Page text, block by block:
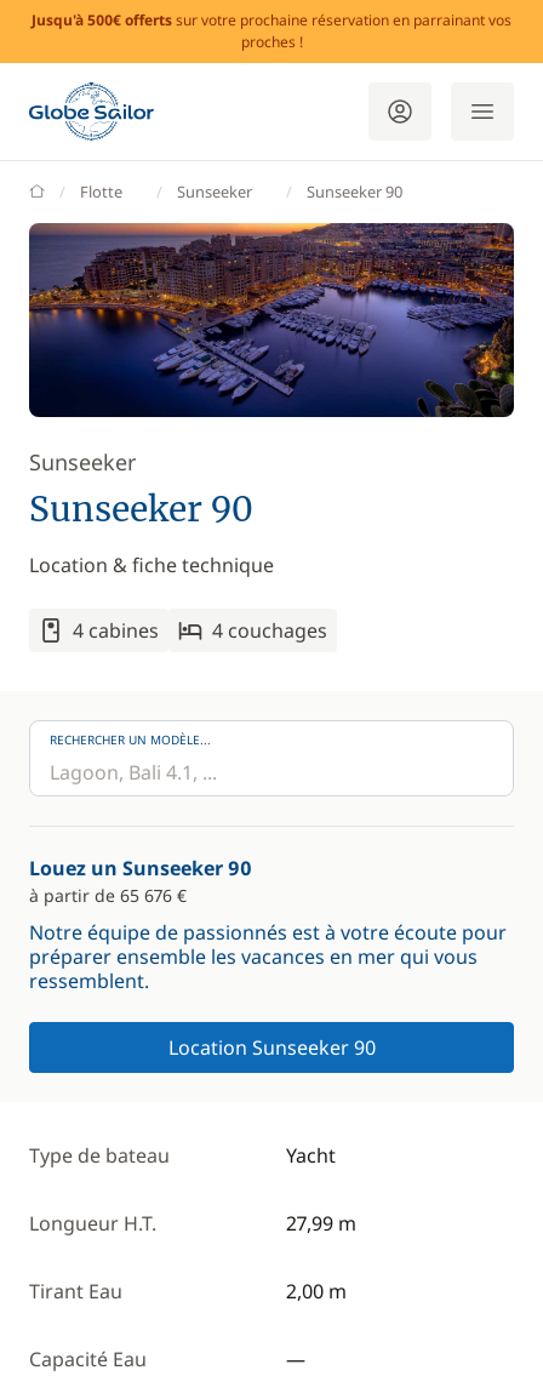
Jusqu'à 500€ offertssur votre prochaine réservation en parrainant vos
proches !
GlobeSailor
Flotte Sunseeker Sunseeker 90
Sunseeker
Sunseeker 90
Location & fiche technique
4 cabines 4 couchages
RECHERCHER UN MODÈLE...
Louez un Sunseeker 90
à partir de 65 676 €
Notre équipe de passionnés est à votre écoute pour
préparer ensemble les vacances en mer qui vous
ressemblent.
Location Sunseeker 90
Type de bateau Yacht
Longueur H.T. 27,99 m
Tirant Eau 2,00 m
Capacité Eau —